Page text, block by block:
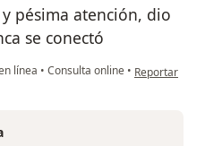
pésima atención, dio
se conectó
línea • Consulta online • en opinión
Reportar